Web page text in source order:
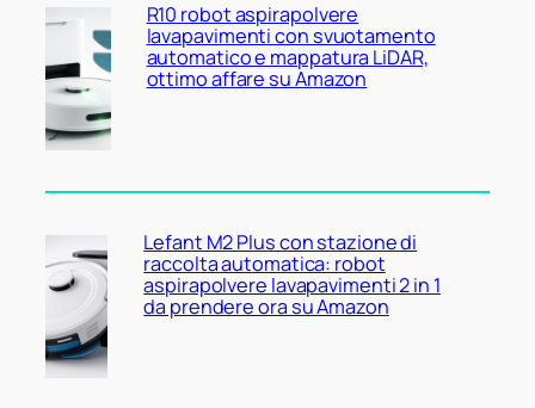
R10 robot aspirapolvere
lavapavimenti con svuotamento
automatico e mappatura LiDAR,
ottimo affare su Amazon
Lefant M2 Plus con stazione di
raccolta automatica: robot
aspirapolvere lavapavimenti 2 in 1
da prendere ora su Amazon